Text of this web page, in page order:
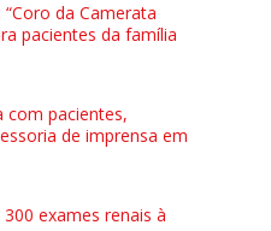
da Camerata
pacientes da família
com pacientes,
de imprensa em
exames renais à